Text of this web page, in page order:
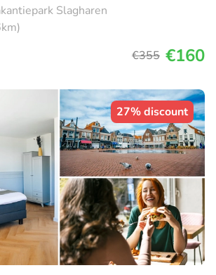
Slagharen
€355 €160
27% discount